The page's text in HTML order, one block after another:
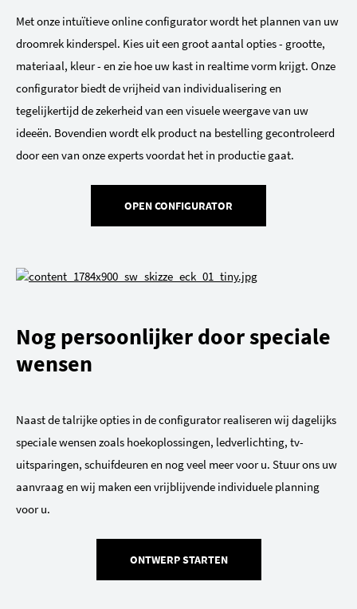
Met onze intuïtieve online configurator wordt het plannen van uw
droomrek kinderspel. Kies uit een groot aantal opties - grootte,
materiaal, kleur - en zie hoe uw kast in realtime vorm krijgt. Onze
configurator biedt de vrijheid van individualisering en
tegelijkertijd de zekerheid van een visuele weergave van uw
ideeën. Bovendien wordt elk product na bestelling gecontroleerd
door een van onze experts voordat het in productie gaat.
OPEN CONFIGURATOR
Nog persoonlijker door speciale
wensen
Naast de talrijke opties in de configurator realiseren wij dagelijks
speciale wensen zoals hoekoplossingen, ledverlichting, tv-
uitsparingen, schuifdeuren en nog veel meer voor u. Stuur ons uw
aanvraag en wij maken een vrijblijvende individuele planning
voor u.
ONTWERP STARTEN